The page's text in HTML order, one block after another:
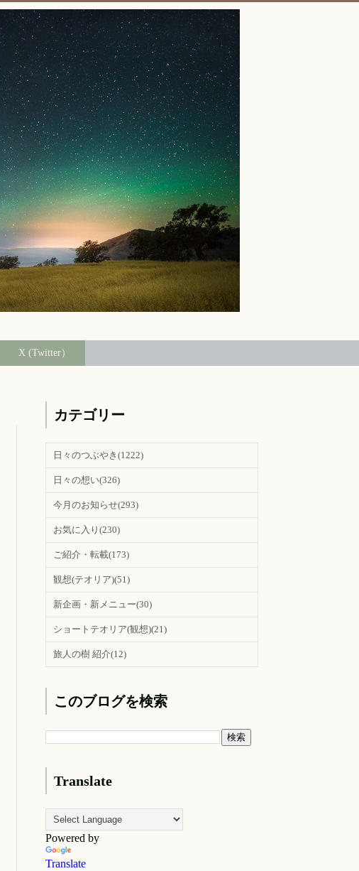
X (Twitter）
カテゴリー
日々のつぶやき (1222)
日々の想い(326)
今月のお知らせ(293)
お気に入り (230)
ご紹介・転載(173)
観想(テオリア)(51)
新企画・新メニュー(30)
ショートテオリア(観想)(21)
旅人の樹 紹介(12)
このブログを検索
Translate
Powered by
Translate